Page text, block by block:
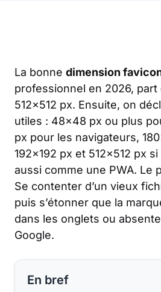
La bonne dimension
professionnel en 2026, part
512×512 px. Ensuite, on
utiles : 48×48 px ou plus
px pour les navigateurs,
192×192 px et 512×512 px
aussi comme une PWA. Le
Se contenter d’un vieux
puis s’étonner que la
dans les onglets ou
Google.
En bref